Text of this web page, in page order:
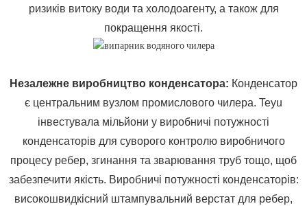
ризиків витоку води та холодоагенту, а також для
покращення якості.
Незалежне виробництво конденсатора: Конденсатор
є центральним вузлом промислового чилера. Teyu
інвестувала мільйони у виробничі потужності
конденсаторів для суворого контролю виробничого
процесу ребер, згинання та зварювання труб тощо, щоб
забезпечити якість. Виробничі потужності конденсаторів:
високошвидкісний штампувальний верстат для ребер,